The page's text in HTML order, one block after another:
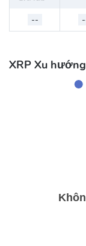
--
XRP Xu